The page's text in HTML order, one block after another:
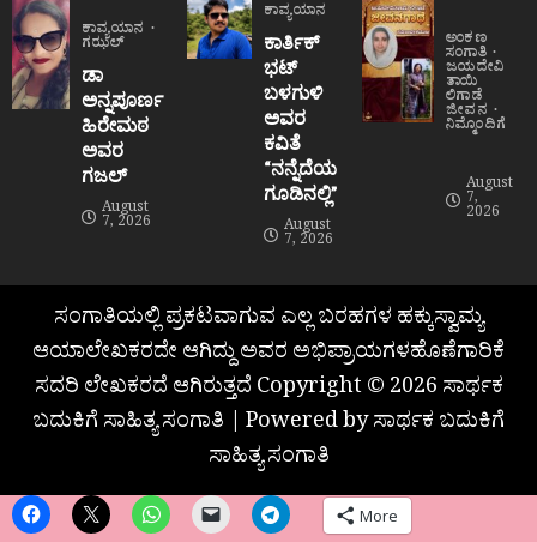
ಕಾವ್ಯಯಾನ
ಗಝಲ್
ಡಾ
ಅನ್ನಪೂರ್ಣ
ಹಿರೇಮಠ
ಅವರ
ಗಜಲ್
August
7, 2026
ಕಾವ್ಯಯಾನ
ಕಾರ್ತಿಕ್
ಭಟ್
ಬಳಗುಳಿ
ಅವರ
ಕವಿತೆ
“ನನ್ನೆದೆಯ
ಗೂಡಿನಲ್ಲಿ”
August
7, 2026
ಅಂಕಣ
ಸಂಗಾತಿ
ಜಯದೇವಿ
ತಾಯಿ
ಲಿಗಾಡೆ
ಜೀವನ
ನಿಮ್ಮೊಂದಿಗೆ
August
7,
2026
ಸಂಗಾತಿಯಲ್ಲಿ ಪ್ರಕಟವಾಗುವ ಎಲ್ಲ ಬರಹಗಳ ಹಕ್ಕುಸ್ವಾಮ್ಯ
ಆಯಾಲೇಖಕರದೇ ಆಗಿದ್ದು ಅವರ ಅಭಿಪ್ರಾಯಗಳಹೊಣೆಗಾರಿಕೆ
ಸದರಿ ಲೇಖಕರದೆ ಆಗಿರುತ್ತದೆ Copyright © 2026 ಸಾರ್ಥಕ
ಬದುಕಿಗೆ ಸಾಹಿತ್ಯ ಸಂಗಾತಿ | Powered by ಸಾರ್ಥಕ ಬದುಕಿಗೆ
ಸಾಹಿತ್ಯ ಸಂಗಾತಿ
More